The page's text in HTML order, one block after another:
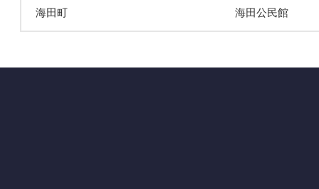
海田町 海田公⺠館